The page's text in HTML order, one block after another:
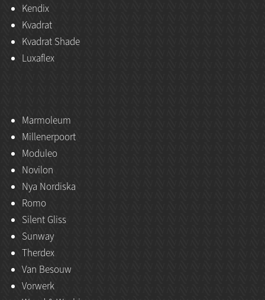
Kendix
Kvadrat
Kvadrat Shade
Luxaflex
Marmoleum
Millenerpoort
Moduleo
Novilon
Nya Nordiska
Romo
Silent Gliss
Sunway
Therdex
Van Besouw
Vorwerk